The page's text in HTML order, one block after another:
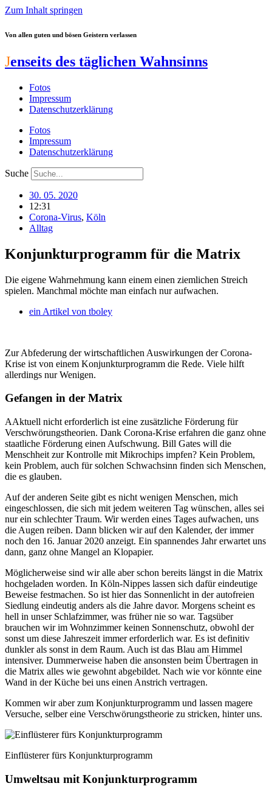
Zum Inhalt springen
Von allen guten und bösen Geistern verlassen
Jenseits des täglichen Wahnsinns
Fotos
Impressum
Datenschutzerklärung
Fotos
Impressum
Datenschutzerklärung
Suche
30. 05. 2020
12:31
Corona-Virus, Köln
Alltag
Konjunkturprogramm für die Matrix
Die eigene Wahrnehmung kann einem einen ziemlichen Streich
spielen. Manchmal möchte man einfach nur aufwachen.
ein Artikel von tboley
Zur Abfederung der wirtschaftlichen Auswirkungen der Corona-
Krise ist von einem Konjunkturprogramm die Rede. Viele hilft
allerdings nur Wenigen.
Gefangen in der Matrix
AAktuell nicht erforderlich ist eine zusätzliche Förderung für
Verschwörungstheorien. Dank Corona-Krise erfahren die ganz ohne
staatliche Förderung einen Aufschwung. Bill Gates will die
Menschheit zur Kontrolle mit Mikrochips impfen? Kein Problem,
kein Problem, auch für solchen Schwachsinn finden sich Menschen,
die es glauben.
Auf der anderen Seite gibt es nicht wenigen Menschen, mich
eingeschlossen, die sich mit jedem weiteren Tag wünschen, alles sei
nur ein schlechter Traum. Wir werden eines Tages aufwachen, uns
die Augen reiben. Dann blicken wir auf den Kalender, der immer
noch den 16. Januar 2020 anzeigt. Ein spannendes Jahr erwartet uns
dann, ganz ohne Mangel an Klopapier.
Möglicherweise sind wir alle aber schon bereits längst in die Matrix
hochgeladen worden. In Köln-Nippes lassen sich dafür eindeutige
Beweise festmachen. So ist hier das Sonnenlicht in der autofreien
Siedlung eindeutig anders als die Jahre davor. Morgens scheint es
hell in unser Schlafzimmer, was früher nie so war. Tagsüber
brauchen wir im Wohnzimmer keinen Sonnenschutz, obwohl der
sonst um diese Jahreszeit immer erforderlich war. Es ist definitiv
dunkler als sonst in dem Raum. Auch ist das Blau am Himmel
intensiver. Dummerweise haben die ansonsten beim Übertragen in
die Matrix alles wie gewohnt abgebildet. Nach wie vor könnte eine
Wand in der Küche bei uns einen Anstrich vertragen.
Kommen wir aber zum Konjunkturprogramm und lassen magere
Versuche, selber eine Verschwörungstheorie zu stricken, hinter uns.
Einflüsterer fürs Konjunkturprogramm
Umweltsau mit Konjunkturprogramm